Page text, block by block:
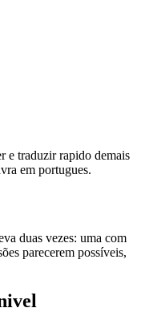
e traduzir rapido demais
em portugues.
duas vezes: uma com
parecerem possíveis,